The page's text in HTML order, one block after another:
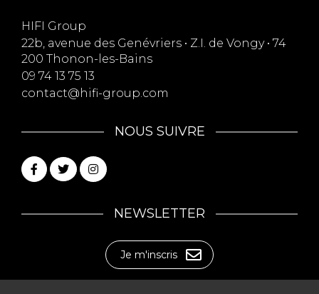
HIFI Group
22b, avenue des Genévriers • Z.I. de Vongy • 74
200 Thonon-les-Bains
09 74 13 75 13
contact@hifi-group.com
NOUS SUIVRE
NEWSLETTER
Je m'inscris